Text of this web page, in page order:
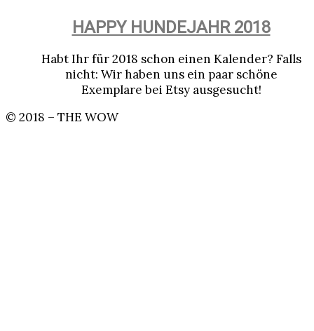
HAPPY HUNDEJAHR 2018
Habt Ihr für 2018 schon einen Kalender? Falls
nicht: Wir haben uns ein paar schöne
Exemplare bei Etsy ausgesucht!
© 2018 – THE WOW